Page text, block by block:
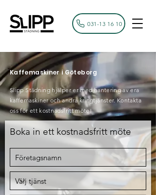
031-13 16 10
Kaffemaskiner i Göteborg
Slipp Städning hjälper er med hantering av era
kaffemaskiner och andra kringtjänster. Kontakta
oss för ett kostnadsfritt möte!
Boka in ett kostnadsfritt möte